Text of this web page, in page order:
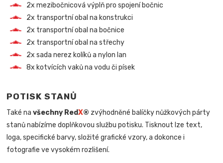
2x mezibočnicová výplň pro spojení bočnic
2x transportní obal na konstrukci
2x transportní obal na bočnice
2x transportní obal na střechy
2x sada nerez kolíků a nylon lan
8x kotvících vaků na vodu či písek
POTISK STANŮ
Také navšechny RedX® zvýhodněné balíčky nůžkových párty
stanů nabízíme doplňkovou službu potisku. Tisknout lze text,
loga, specifické barvy, složité grafické vzory, a dokonce i
fotografie ve vysokém rozlišení.